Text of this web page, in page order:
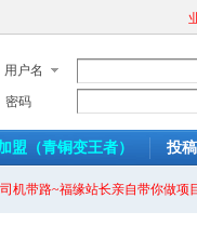
用户名
密码
盟（青铜变王者） 投
机带路~福缘站长亲自带你做项